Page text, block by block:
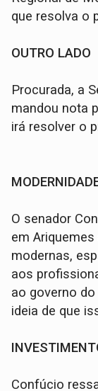
que resolva o
OUTRO LADO
Procurada, a
mandou nota
irá resolver o
O senador
em
modernas,
aos
ao governo
ideia de que
Confúcio